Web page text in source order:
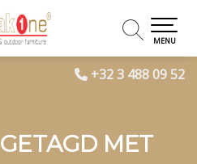
+32 3 488 09 52
MENU
MET